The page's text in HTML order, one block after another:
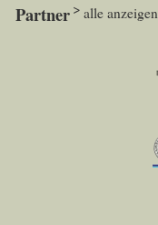
Partner alle anzeigen